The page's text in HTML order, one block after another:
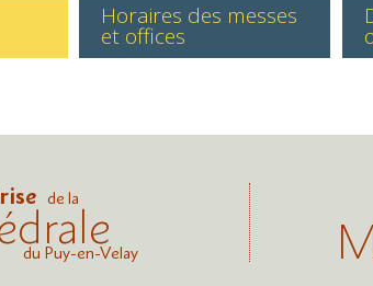
Horaires des messes
et offices
de la
du Puy-en-Velay